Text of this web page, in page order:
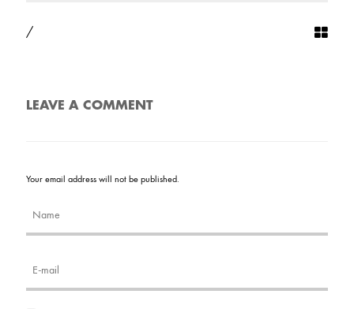
/
LEAVE A COMMENT
Your email address will not be published.